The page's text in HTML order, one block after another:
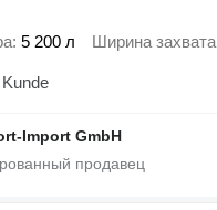
5 200 л Ширина захвата
Import GmbH